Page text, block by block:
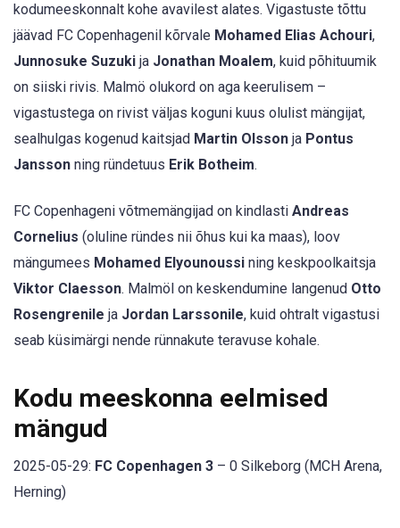
kodumeeskonnalt kohe avavilest alates. Vigastuste tõttu
jäävad FC Copenhagenil kõrvale Mohamed Elias Achouri,
Junnosuke Suzuki ja Jonathan Moalem, kuid põhituumik
on siiski rivis. Malmö olukord on aga keerulisem –
vigastustega on rivist väljas koguni kuus olulist mängijat,
sealhulgas kogenud kaitsjad Martin Olsson ja Pontus
Jansson ning ründetuus Erik Botheim.
FC Copenhageni võtmemängijad on kindlasti Andreas
Cornelius (oluline ründes nii õhus kui ka maas), loov
mängumees Mohamed Elyounoussi ning keskpoolkaitsja
Viktor Claesson. Malmöl on keskendumine langenud Otto
Rosengrenile ja Jordan Larssonile, kuid ohtralt vigastusi
seab küsimärgi nende rünnakute teravuse kohale.
Kodu meeskonna eelmised
mängud
2025-05-29: FC Copenhagen 3 – 0 Silkeborg (MCH Arena,
Herning)